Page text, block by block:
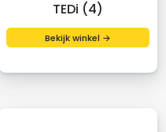
TEDi (4)
Bekijk winkel →